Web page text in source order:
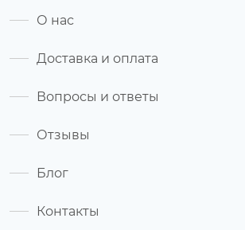
О нас
Доставка и оплата
Вопросы и ответы
Отзывы
Блог
Контакты